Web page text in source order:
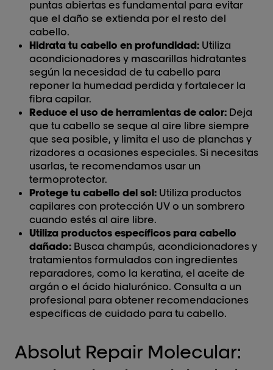
puntas abiertas es fundamental para evitar
que el daño se extienda por el resto del
cabello.
Hidrata tu cabello en profundidad: Utiliza
acondicionadores y mascarillas hidratantes
según la necesidad de tu cabello para
reponer la humedad perdida y fortalecer la
fibra capilar.
Reduce el uso de herramientas de calor: Deja
que tu cabello se seque al aire libre siempre
que sea posible, y limita el uso de planchas y
rizadores a ocasiones especiales. Si necesitas
usarlas, te recomendamos usar un
termoprotector.
Protege tu cabello del sol: Utiliza productos
capilares con protección UV o un sombrero
cuando estés al aire libre.
Utiliza productos específicos para cabello
dañado: Busca champús, acondicionadores y
tratamientos formulados con ingredientes
reparadores, como la keratina, el aceite de
argán o el ácido hialurónico. Consulta a un
profesional para obtener recomendaciones
específicas de cuidado para tu cabello.
Absolut Repair Molecular: